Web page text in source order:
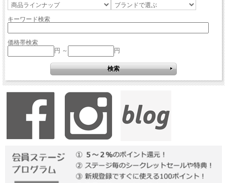
キーワード検索
価格帯検索
円 ～
円